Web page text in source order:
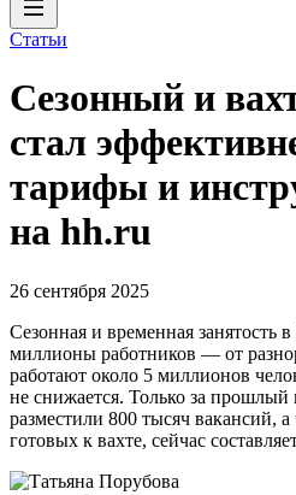
Статьи
Сезонный и
стал
тарифы и
на hh.ru
26 сентября 2025
Сезонная и временная занятость
миллионы работников — от
работают около 5 миллионов
не снижается. Только за прошлый
разместили 800 тысяч вакансий,
готовых к вахте, сейчас